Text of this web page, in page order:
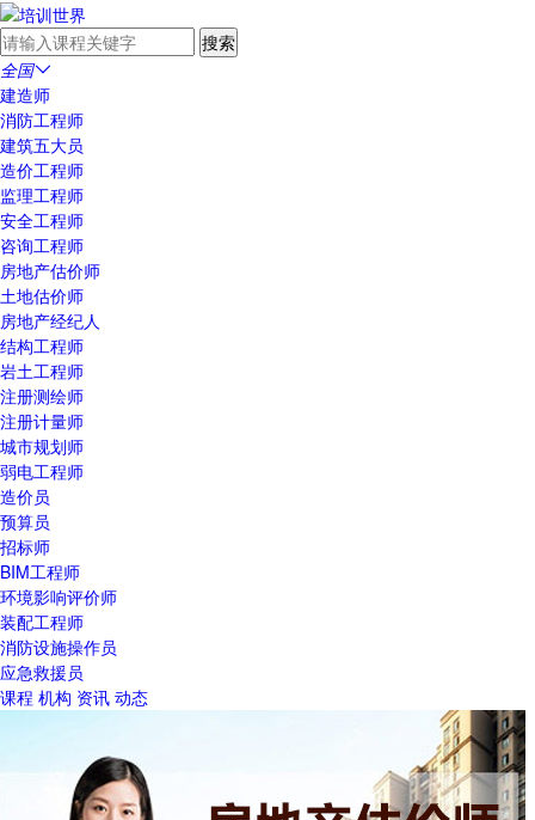
全国
建造师
消防工程师
建筑五大员
造价工程师
监理工程师
安全工程师
咨询工程师
房地产估价师
土地估价师
房地产经纪人
结构工程师
岩土工程师
注册测绘师
注册计量师
城市规划师
弱电工程师
造价员
预算员
招标师
BIM工程师
环境影响评价师
装配工程师
消防设施操作员
应急救援员
课程 机构 资讯 动态